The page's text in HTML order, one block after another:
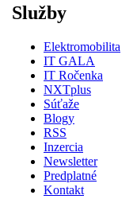
Služby
Elektromobilita
IT GALA
IT Ročenka
NXTplus
Súťaže
Blogy
RSS
Inzercia
Newsletter
Predplatné
Kontakt